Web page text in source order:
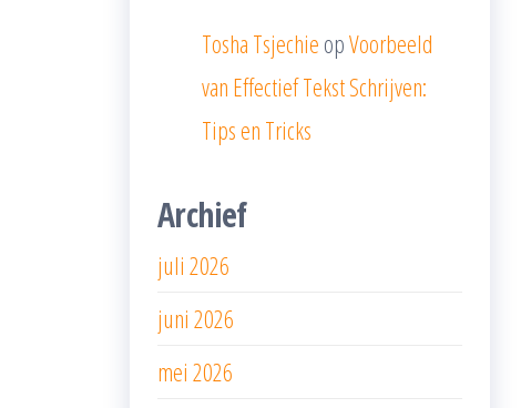
Tosha Tsjechie opVoorbeeld
van Effectief Tekst Schrijven:
Tips en Tricks
Archief
juli 2026
juni 2026
mei 2026